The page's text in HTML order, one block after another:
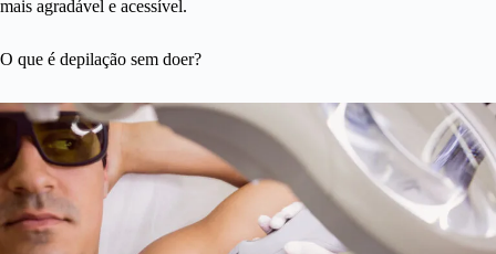
mais agradável e acessível.
O que é depilação sem doer?